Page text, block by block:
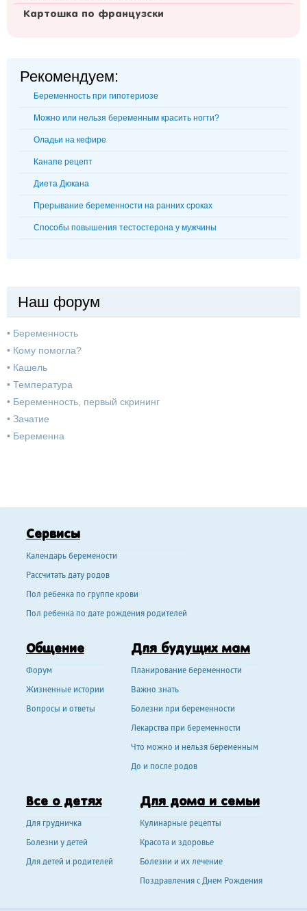
Картошка по французски
Рекомендуем:
Беременность при гипотериозе
Можно или нельзя беременным красить ногти?
Оладьи на кефире
Канапе рецепт
Диета Дюкана
Прерывание беременности на ранних сроках
Способы повышения тестостерона у мужчины
Наш форум
• Беременность
• Кому помогла?
• Кашель
• Температура
• Беременность, первый скрининг
• Зачатие
• Беременна
Сервисы
Календарь беремености
Рассчитать дату родов
Пол ребенка по группе крови
Пол ребенка по дате рождения родителей
Общение
Форум
Жизненные истории
Вопросы и ответы
Для будущих мам
Планирование беременности
Важно знать
Болезни при беременности
Лекарства при беременности
Что можно и нельзя беременным
До и после родов
Все о детях
Для грудничка
Болезни у детей
Для детей и родителей
Для дома и семьи
Кулинарные рецепты
Красота и здоровье
Болезни и их лечение
Поздравления с Днем Рождения